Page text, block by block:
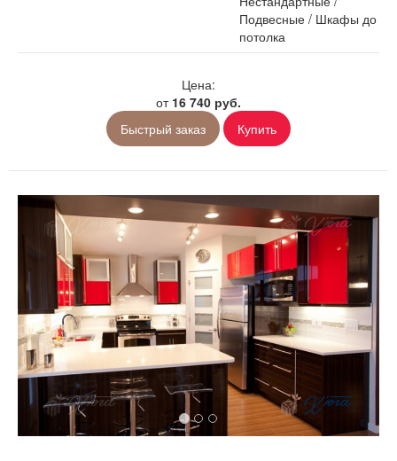
Подвесные/ Шкафы до
потолка
Цена:
от 16 740 руб.
Быстрый заказ
Купить